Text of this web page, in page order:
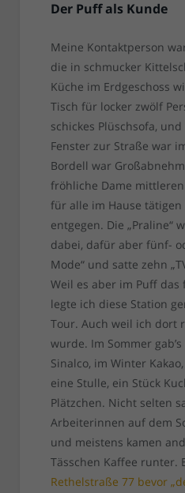
Der Puff als Kunde
Meine Kontaktperson
die in schmucker
Küche im Erdgeschoss
Tisch für locker zwölf
schickes Plüschsofa,
Fenster zur Straße war
Bordell war
fröhliche Dame
für alle im Hause
entgegen. Die „Praline“
dabei, dafür aber fünf-
Mode“ und satte zehn
Weil es aber im Puff das
legte ich diese Station
Tour. Auch weil ich dort
wurde. Im Sommer
Sinalco, im Winter
eine Stulle, ein Stück
Plätzchen. Nicht selten
Arbeiterinnen auf dem
und meistens kamen
Tässchen Kaffee runter.
Rethelstraße 77 bevor